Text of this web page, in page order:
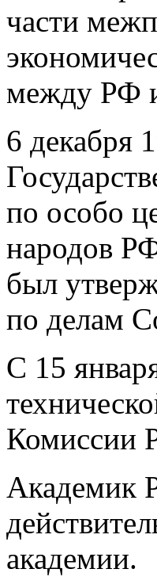
части
между РФ
6 декабря
по особо
народов
был
по делам
С 15
Академик
академии.